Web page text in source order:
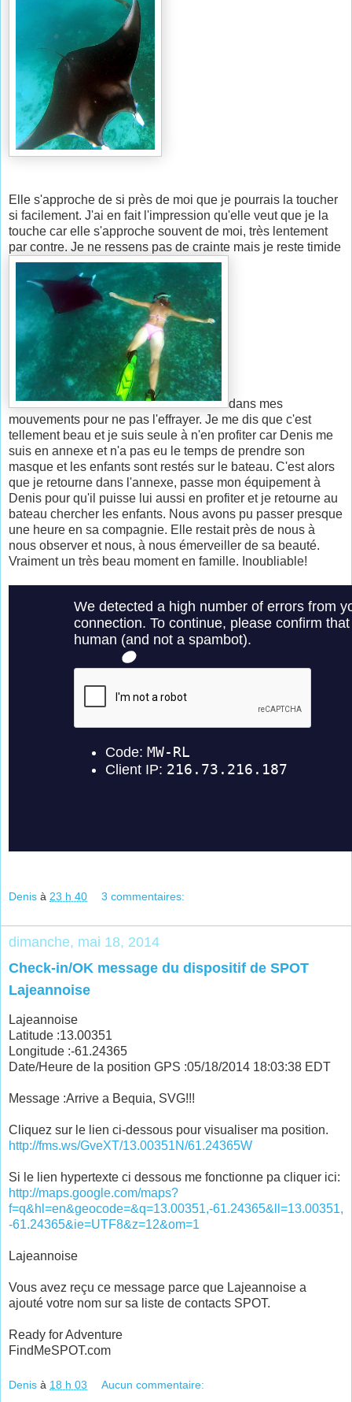
Elle s'approche de si près de moi que je pourrais la toucher
si facilement. J'ai en fait l'impression qu'elle veut que je la
touche car elle s'approche souvent de moi, très lentement
par contre. Je ne ressens pas de crainte mais je reste timide
dans mes
mouvements pour ne pas l'effrayer. Je me dis que c'est
tellement beau et je suis seule à n'en profiter car Denis me
suis en annexe et n'a pas eu le temps de prendre son
masque et les enfants sont restés sur le bateau. C'est alors
que je retourne dans l'annexe, passe mon équipement à
Denis pour qu'il puisse lui aussi en profiter et je retourne au
bateau chercher les enfants. Nous avons pu passer presque
une heure en sa compagnie. Elle restait près de nous à
nous observer et nous, à nous émerveiller de sa beauté.
Vraiment un très beau moment en famille. Inoubliable!
Denis à 23 h 40 3 commentaires:
dimanche, mai 18, 2014
Check-in/OK message du dispositif de SPOT
Lajeannoise
Lajeannoise
Latitude :13.00351
Longitude :-61.24365
Date/Heure de la position GPS :05/18/2014 18:03:38 EDT
Message :Arrive a Bequia, SVG!!!
Cliquez sur le lien ci-dessous pour visualiser ma position.
http://fms.ws/GveXT/13.00351N/61.24365W
Si le lien hypertexte ci dessous me fonctionne pa cliquer ici:
http://maps.google.com/maps?
f=q&hl=en&geocode=&q=13.00351,-61.24365&ll=13.00351,
-61.24365&ie=UTF8&z=12&om=1
Lajeannoise
Vous avez reçu ce message parce que Lajeannoise a
ajouté votre nom sur sa liste de contacts SPOT.
Ready for Adventure
FindMeSPOT.com
Denis à 18 h 03 Aucun commentaire: